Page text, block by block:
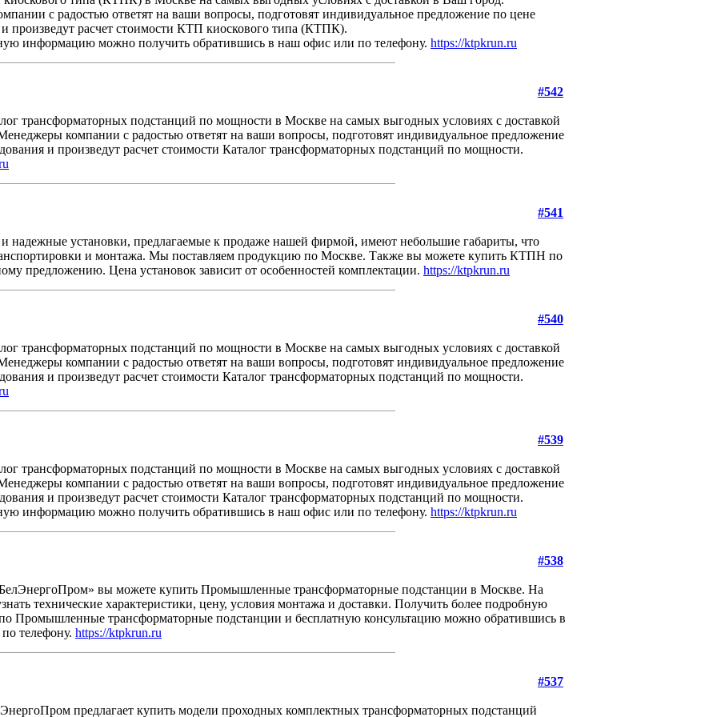
с радостью ответят на ваши вопросы, подготовят индивидуальное предложение по цене
и произведут расчет стоимости КТП киоскового типа (КТПК).
информацию можно получить обратившись в наш офис или по телефону. https://ktpkrun.ru
#542
трансформаторных подстанций по мощности в Москве на самых выгодных условиях с доставкой
компании с радостью ответят на ваши вопросы, подготовят индивидуальное предложение
и произведут расчет стоимости Каталог трансформаторных подстанций по мощности.
#541
надежные установки, предлагаемые к продаже нашей фирмой, имеют небольшие габариты, что
и монтажа. Мы поставляем продукцию по Москве. Также вы можете купить КТПН по
предложению. Цена установок зависит от особенностей комплектации. https://ktpkrun.ru
#540
трансформаторных подстанций по мощности в Москве на самых выгодных условиях с доставкой
компании с радостью ответят на ваши вопросы, подготовят индивидуальное предложение
и произведут расчет стоимости Каталог трансформаторных подстанций по мощности.
#539
трансформаторных подстанций по мощности в Москве на самых выгодных условиях с доставкой
компании с радостью ответят на ваши вопросы, подготовят индивидуальное предложение
и произведут расчет стоимости Каталог трансформаторных подстанций по мощности.
информацию можно получить обратившись в наш офис или по телефону. https://ktpkrun.ru
#538
вы можете купить Промышленные трансформаторные подстанции в Москве. На
технические характеристики, цену, условия монтажа и доставки. Получить более подробную
Промышленные трансформаторные подстанции и бесплатную консультацию можно обратившись в
телефону. https://ktpkrun.ru
#537
предлагает купить модели проходных комплектных трансформаторных подстанций